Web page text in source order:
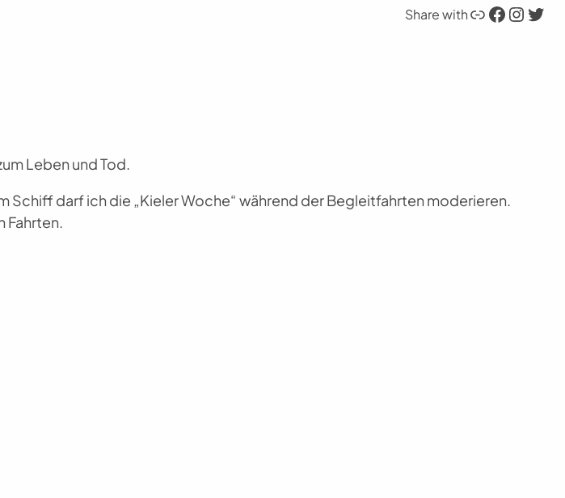
Share withLink Facebook Instagram Twitter
Leben und Tod.
Schiff darf ich die „Kieler Woche“ während der Begleitfahrten moderieren.
Fahrten.